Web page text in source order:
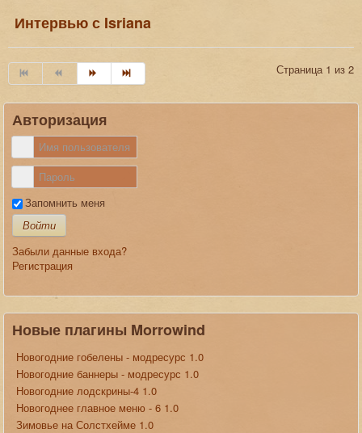
Интервью с Isriana
Страница 1 из 2
Авторизация
Запомнить меня
Войти
Забыли данные входа?
Регистрация
Новые плагины Morrowind
Новогодние гобелены - модресурс 1.0
Новогодние баннеры - модресурс 1.0
Новогодние лодскрины-4 1.0
Новогоднее главное меню - 6 1.0
Зимовье на Солстхейме 1.0